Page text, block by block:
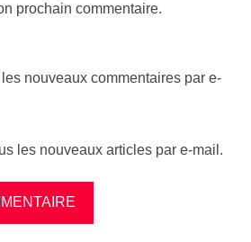
prochain commentaire.
nouveaux commentaires par e-
les nouveaux articles par e-mail.